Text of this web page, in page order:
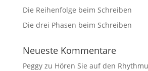
Die Reihenfolge beim Schreiben
Die drei Phasen beim Schreiben
Neueste Kommentare
Peggyzu Hören Sie auf den